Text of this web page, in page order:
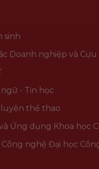
sinh
Doanh nghiệp và Cựu
- Tin học
thể thao
Ứng dụng Khoa học
nghệ Đại học